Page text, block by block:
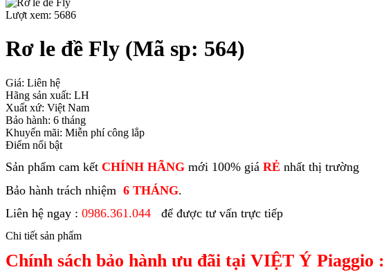
Lượt xem: 5686
Rơ le đề Fly (Mã sp: 564)
Giá: Liên hệ
Hãng sản xuất: LH
Xuất xứ: Việt Nam
Bảo hành: 6 tháng
Khuyến mãi: Miễn phí công lắp
Điểm nổi bật
Sản phẩm cam kết CHÍNH HÃNG mới 100% giá RẺ nhất thị trường
Bảo hành trách nhiệm 6 THÁNG.
Liên hệ ngay : 0986.361.044 để được tư vấn trực tiếp
Chi tiết sản phẩm
Chính sách bảo hành ưu đãi tại VIỆT Ý Piaggio :